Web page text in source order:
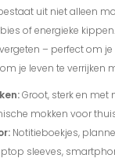
uit niet alleen
of energieke
– perfect om
je leven te verrijken
Groot, sterk en met
mokken voor
Notitieboekjes,
sleeves,